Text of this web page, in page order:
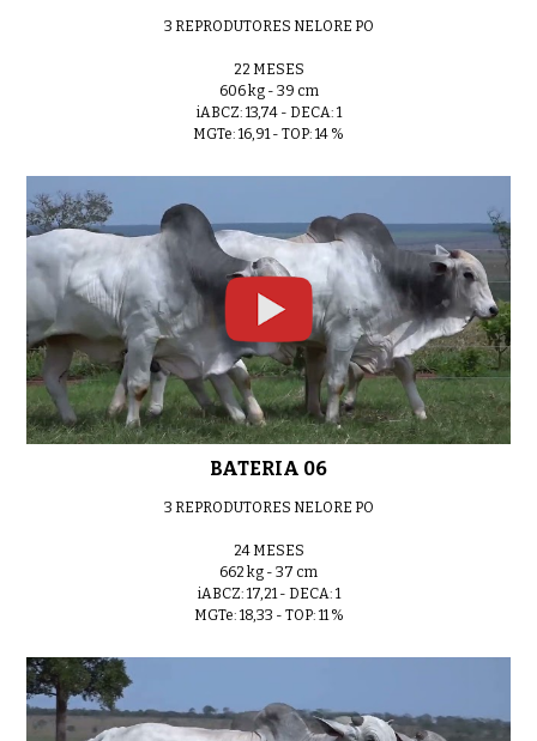
LOTE 09
0:40 LOTE 10
0:40 LOTE 11
0:40 LOTE 13
0:40 LOTE 14
3 REPRODUTORES NELORE PO
22 MESES
606 kg - 39 cm
iABCZ: 13,74 - DECA: 1
MGTe: 16,91 - TOP: 14 %
BATERIA 06
3 REPRODUTORES NELORE PO
24 MESES
662 kg - 37 cm
iABCZ: 17,21 - DECA: 1
MGTe: 18,33 - TOP: 11 %